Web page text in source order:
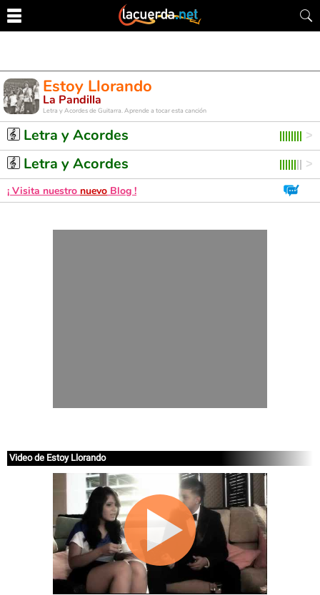
Estoy Llorando
La Pandilla
Letra y Acordes de Guitarra. Aprende a tocar esta canción
Letra y Acordes
Letra y Acordes
¡ Visita nuestro nuevo Blog !
Video de Estoy Llorando